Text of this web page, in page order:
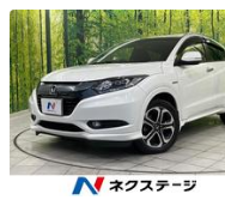
ザーシート スマートキ
Ｃ クルコン 純正１７
ｌｕｅｔｏｏｔｈ ＣＤ